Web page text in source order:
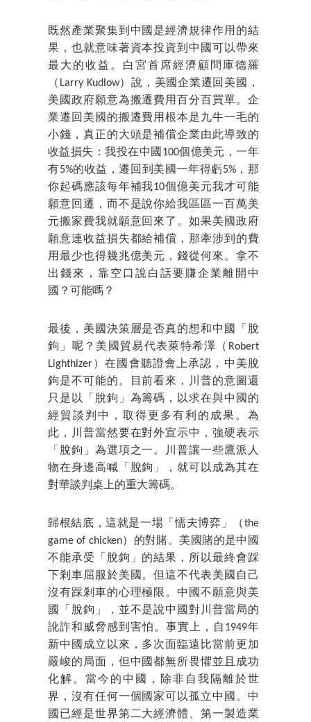
既然產業聚集到中國是經濟規律作用的結
果，也就意味著資本投資到中國可以帶來
最大的收益。白宮首席經濟顧問庫德羅
（Larry Kudlow）說，美國企業遷回美國，
美國政府願意為搬遷費用百分百買單。企
業遷回美國的搬遷費用根本是九牛一毛的
小錢，真正的大頭是補償企業由此導致的
收益損失：我投在中國100個億美元，一年
有5%的收益，遷回到美國一年得虧5%，那
你起碼應該每年補我10個億美元我才可能
願意回遷，而不是說你給我區區一百萬美
元搬家費我就願意回來了。如果美國政府
願意連收益損失都給補償，那牽涉到的費
用最少也得幾兆億美元，錢從何來。拿不
出錢來，靠空口說白話要賺企業離開中
國？可能嗎？
最後，美國決策層是否真的想和中國「脫
鉤」呢？美國貿易代表萊特希澤（Robert
Lighthizer）在國會聽證會上承認，中美脫
鉤是不可能的。目前看來，川普的意圖還
只是以「脫鉤」為籌碼，以求在與中國的
經貿談判中，取得更多有利的成果。為
此，川普當然要在對外宣示中，強硬表示
「脫鉤」為選項之一。川普讓一些鷹派人
物在身邊高喊「脫鉤」，就可以成為其在
對華談判桌上的重大籌碼。
歸根結底，這就是一場「懦夫博弈」（the
game of chicken）的對賭。美國賭的是中國
不能承受「脫鉤」的結果，所以最終會踩
下剎車屈服於美國。但這不代表美國自己
沒有踩剎車的心理極限。中國不願意與美
國「脫鉤」，並不是說中國對川普當局的
訛詐和威脅感到害怕。事實上，自1949年
新中國成立以來，多次面臨遠比當前更加
嚴峻的局面，但中國都無所畏懼並且成功
化解。當今的中國，除非自我隔離於世
界，沒有任何一個國家可以孤立中國。中
國已經是世界第二大經濟體、第一製造業